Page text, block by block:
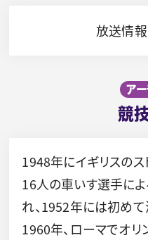
放送情
ア
競
1948年にイギリスのス
16人の車いす選手に
れ、1952年には初め
1960年、ローマでオリ